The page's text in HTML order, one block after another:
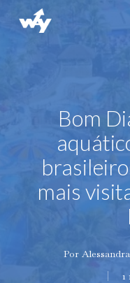
Bom
mais
Por
1